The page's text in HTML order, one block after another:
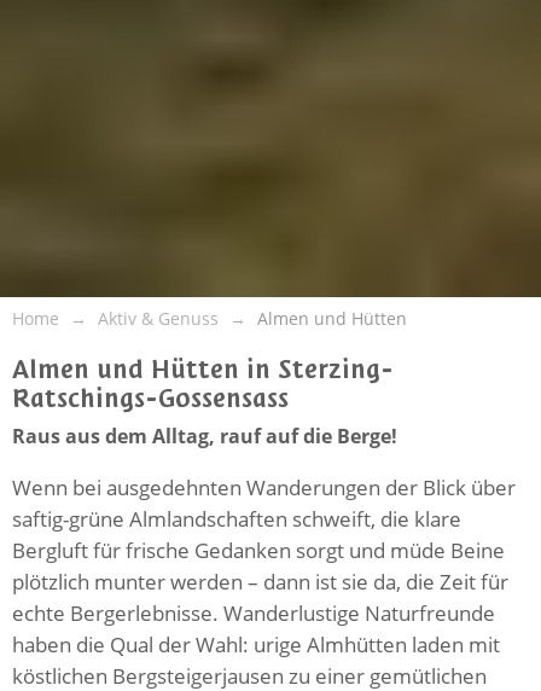
Home Aktiv & Genuss Almen und Hütten
Almen und Hütten in Sterzing-
Ratschings-Gossensass
Raus aus dem Alltag, rauf auf die Berge!
Wenn bei ausgedehnten Wanderungen der Blick über
saftig-grüne Almlandschaften schweift, die klare
Bergluft für frische Gedanken sorgt und müde Beine
plötzlich munter werden – dann ist sie da, die Zeit für
echte Bergerlebnisse. Wanderlustige Naturfreunde
haben die Qual der Wahl: urige Almhütten laden mit
köstlichen Bergsteigerjausen zu einer gemütlichen